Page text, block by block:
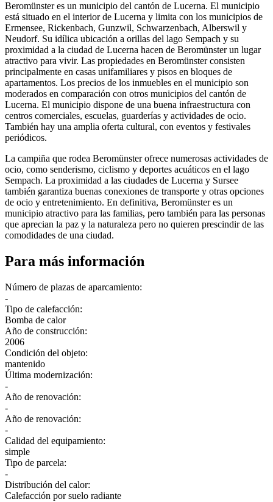
Beromünster es un municipio del cantón de Lucerna. El municipio
está situado en el interior de Lucerna y limita con los municipios de
Ermensee, Rickenbach, Gunzwil, Schwarzenbach, Alberswil y
Neudorf. Su idílica ubicación a orillas del lago Sempach y su
proximidad a la ciudad de Lucerna hacen de Beromünster un lugar
atractivo para vivir. Las propiedades en Beromünster consisten
principalmente en casas unifamiliares y pisos en bloques de
apartamentos. Los precios de los inmuebles en el municipio son
moderados en comparación con otros municipios del cantón de
Lucerna. El municipio dispone de una buena infraestructura con
centros comerciales, escuelas, guarderías y actividades de ocio.
También hay una amplia oferta cultural, con eventos y festivales
periódicos.
La campiña que rodea Beromünster ofrece numerosas actividades de
ocio, como senderismo, ciclismo y deportes acuáticos en el lago
Sempach. La proximidad a las ciudades de Lucerna y Sursee
también garantiza buenas conexiones de transporte y otras opciones
de ocio y entretenimiento. En definitiva, Beromünster es un
municipio atractivo para las familias, pero también para las personas
que aprecian la paz y la naturaleza pero no quieren prescindir de las
comodidades de una ciudad.
Para más información
Número de plazas de aparcamiento:
-
Tipo de calefacción:
Bomba de calor
Año de construcción:
2006
Condición del objeto:
mantenido
Última modernización:
-
Año de renovación:
-
Año de renovación:
-
Calidad del equipamiento:
simple
Tipo de parcela:
-
Distribución del calor:
Calefacción por suelo radiante